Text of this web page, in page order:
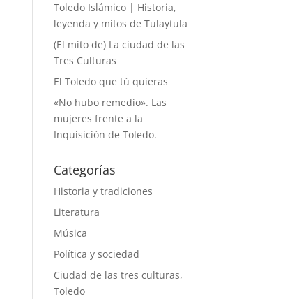
Toledo Islámico | Historia,
leyenda y mitos de Tulaytula
(El mito de) La ciudad de las
Tres Culturas
El Toledo que tú quieras
«No hubo remedio». Las
mujeres frente a la
Inquisición de Toledo.
Categorías
Historia y tradiciones
Literatura
Música
Política y sociedad
Ciudad de las tres culturas,
Toledo